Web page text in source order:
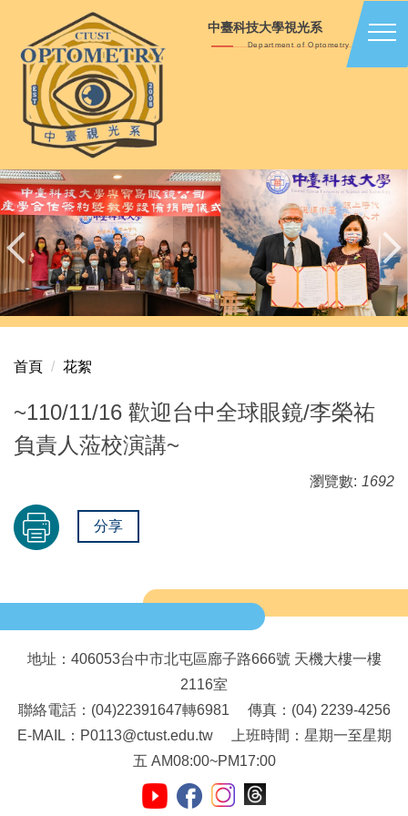
主
中臺科技大學視光系
Department of Optometry
首頁 花絮
~110/11/16 歡迎台中全球眼鏡/李榮祐
負責人蒞校演講~
瀏覽數: 1692
分享
地址：406053台中市北屯區廍子路666號 天機大樓一樓
2116室
聯絡電話：(04)22391647轉6981 傳真：(04) 2239-4256
E-MAIL：P0113@ctust.edu.tw 上班時間：星期一至星期
五 AM08:00~PM17:00